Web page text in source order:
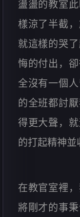
盪盪的教室
樣涼了半截
就這樣的哭
悔的付出，
全沒有一個
的全班都討
得更大聲，
的打起精神並
在教官室裡
將剛才的事